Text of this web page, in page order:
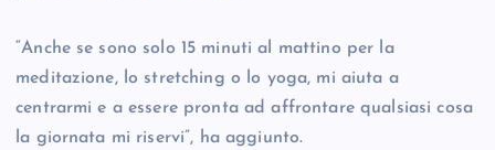
“Anche se sono solo 15 minuti al mattino per la
meditazione, lo stretching o lo yoga, mi aiuta a
centrarmi e a essere pronta ad affrontare qualsiasi cosa
la giornata mi riservi”, ha aggiunto.